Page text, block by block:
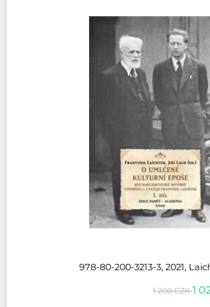
978-80-200-3213-3, 2021,
1 200 CZK1